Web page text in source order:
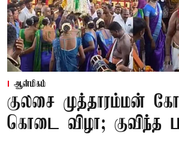
ஆன்மிகம்
குலசை முத்தாரம்மன்
கொடை விழா; குவிந்த